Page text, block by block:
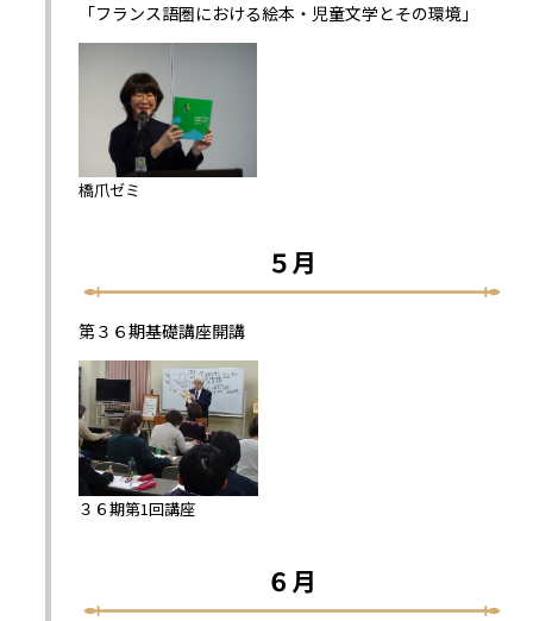
「フランス語圏における絵本・児童文学とその環境」
橋爪ゼミ
５月
第３６期基礎講座開講
３６期第1回講座
６月